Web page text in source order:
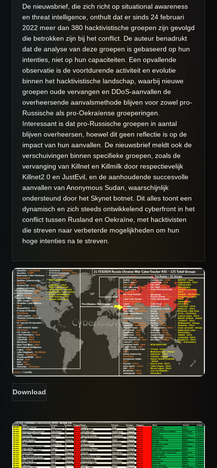
De nieuwsbrief, die zich richt op situational awareness
en threat intelligence, onthult dat er sinds 24 februari
2022 meer dan 380 hacktivistische groepen zijn gevolgd
die betrokken zijn bij het conflict. De auteur benadrukt
dat de analyse van deze groepen is gebaseerd op hun
intenties, niet op hun capaciteiten. Een opvallende
observatie is de voortdurende activiteit en evolutie
binnen het hacktivistische landschap, waarbij nieuwe
groepen oude vervangen en DDoS-aanvallen de
overheersende aanvalsmethode blijven voor zowel pro-
Russische als pro-Oekraïense groeperingen.
Interessant is dat pro-Russische groepen in aantal
blijven overheersen, hoewel dit geen reflectie is op de
impact van hun aanvallen. De nieuwsbrief meldt ook de
verschuivingen binnen specifieke groepen, zoals de
vervanging van Killnet en Killmilk door respectievelijk
Killnet2.0 en JustEvil, en de aanhoudende succesvolle
aanvallen van Anonymous Sudan, waarschijnlijk
ondersteund door het Skynet botnet. Dit alles toont een
dynamisch en zich steeds ontwikkelend cyberfront in het
conflict tussen Rusland en Oekraïne, met hacktivisten
die streven naar verbeterde mogelijkheden om hun
hoge intenties na te streven.
Download